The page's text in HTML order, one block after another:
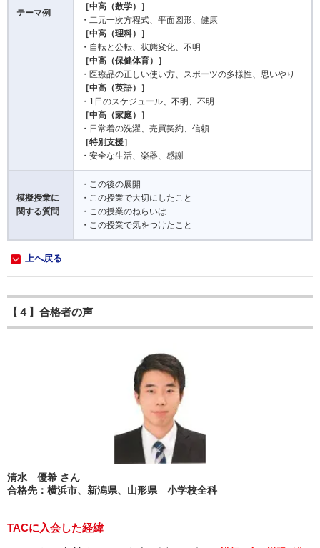
テーマ例
［中高（数学）］
・二元一次方程式、平面図形、健康
［中高（理科）］
・自転と公転、状態変化、不明
［中高（保健体育）］
・医療品の正しい使い方、スポーツの多様性、思いやり
［中高（英語）］
・1日のスケジュール、不明、不明
［中高（家庭）］
・日常着の洗濯、売買契約、信頼
［特別支援］
・安全な生活、楽器、感謝
模擬授業に
関する質問
・この後の展開
・この授業で大切にしたこと
・この授業のねらいは
・この授業で気をつけたこと
上へ戻る
【４】合格者の声
清水 優希 さん
合格先：横浜市、新潟県、山形県 小学校全科
TACに入会した経緯